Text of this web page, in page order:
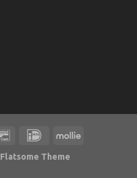
Flatsome Theme